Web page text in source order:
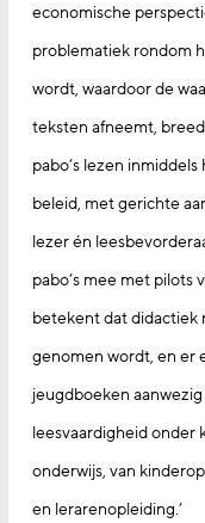
economische
problematiek rondom
wordt, waardoor de
teksten afneemt,
pabo’s lezen
beleid, met gerichte
lezer én
pabo’s mee met pilots
betekent dat didactiek
genomen wordt, en er
jeugdboeken
leesvaardigheid onder
onderwijs, van
en lerarenopleiding.’